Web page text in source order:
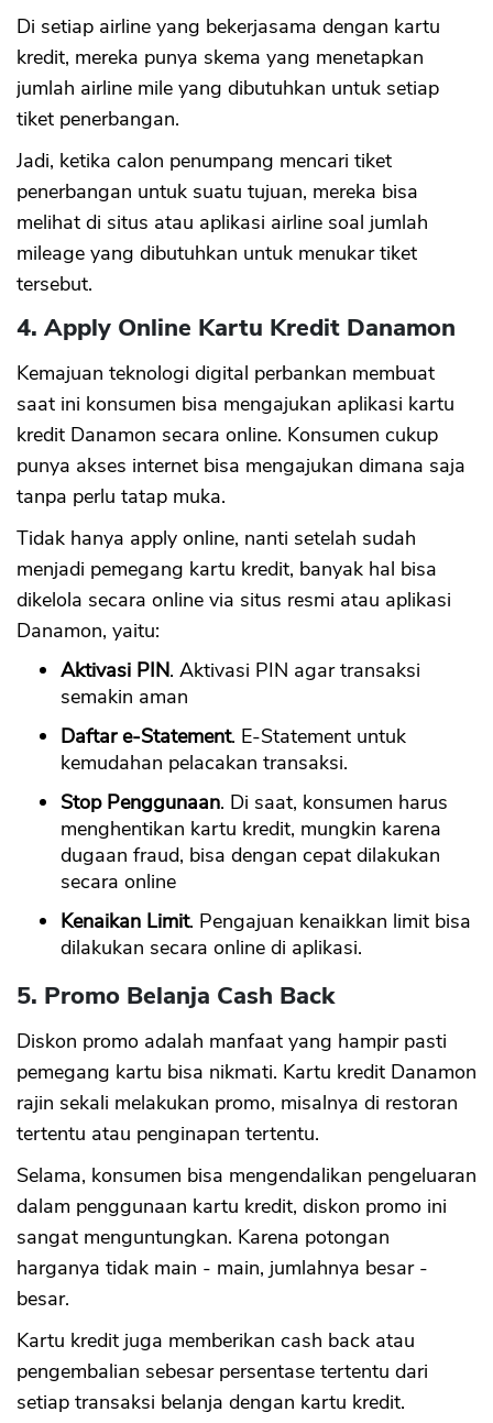
Di setiap airline yang bekerjasama dengan kartu
kredit, mereka punya skema yang menetapkan
jumlah airline mile yang dibutuhkan untuk setiap
tiket penerbangan.
Jadi, ketika calon penumpang mencari tiket
penerbangan untuk suatu tujuan, mereka bisa
melihat di situs atau aplikasi airline soal jumlah
mileage yang dibutuhkan untuk menukar tiket
tersebut.
4. Apply Online Kartu Kredit Danamon
Kemajuan teknologi digital perbankan membuat
saat ini konsumen bisa mengajukan aplikasi kartu
kredit Danamon secara online. Konsumen cukup
punya akses internet bisa mengajukan dimana saja
tanpa perlu tatap muka.
Tidak hanya apply online, nanti setelah sudah
menjadi pemegang kartu kredit, banyak hal bisa
dikelola secara online via situs resmi atau aplikasi
Danamon, yaitu:
Aktivasi PIN. Aktivasi PIN agar transaksi
semakin aman
Daftar e-Statement. E-Statement untuk
kemudahan pelacakan transaksi.
Stop Penggunaan. Di saat, konsumen harus
menghentikan kartu kredit, mungkin karena
dugaan fraud, bisa dengan cepat dilakukan
secara online
Kenaikan Limit. Pengajuan kenaikkan limit bisa
dilakukan secara online di aplikasi.
5. Promo Belanja Cash Back
Diskon promo adalah manfaat yang hampir pasti
pemegang kartu bisa nikmati. Kartu kredit Danamon
rajin sekali melakukan promo, misalnya di restoran
tertentu atau penginapan tertentu.
Selama, konsumen bisa mengendalikan pengeluaran
dalam penggunaan kartu kredit, diskon promo ini
sangat menguntungkan. Karena potongan
harganya tidak main - main, jumlahnya besar -
besar.
Kartu kredit juga memberikan cash back atau
pengembalian sebesar persentase tertentu dari
setiap transaksi belanja dengan kartu kredit.